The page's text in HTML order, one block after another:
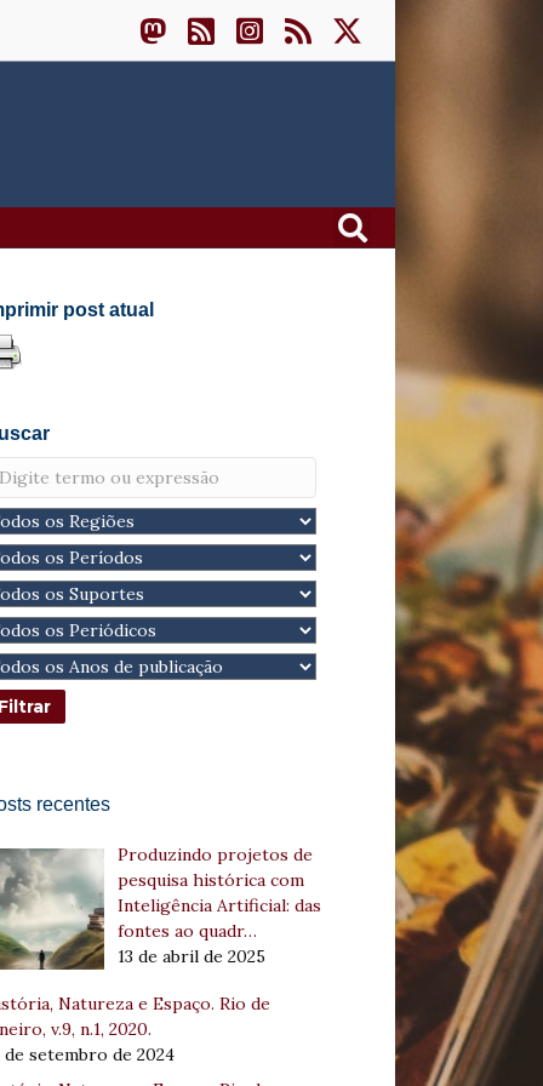
post atual
recentes
Produzindo projetos de
pesquisa histórica com
Inteligência Artificial: das
fontes ao quadr…
13 de abril de 2025
Natureza e Espaço. Rio de
v.9, n.1, 2020.
de setembro de 2024